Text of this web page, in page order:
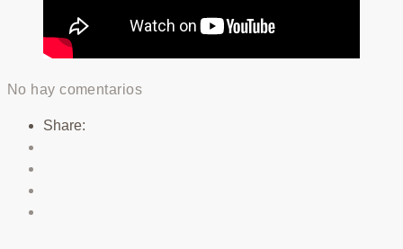
No hay comentarios
Share: